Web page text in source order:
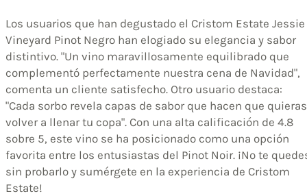
Los usuarios que han degustado el Cristom Estate Jessie
Vineyard Pinot Negro han elogiado su elegancia y sabor
distintivo. "Un vino maravillosamente equilibrado que
complementó perfectamente nuestra cena de Navidad",
comenta un cliente satisfecho. Otro usuario destaca:
"Cada sorbo revela capas de sabor que hacen que quieras
volver a llenar tu copa". Con una alta calificación de 4.8
sobre 5, este vino se ha posicionado como una opción
favorita entre los entusiastas del Pinot Noir. ¡No te
sin probarlo y sumérgete en la experiencia de Cristom
Estate!